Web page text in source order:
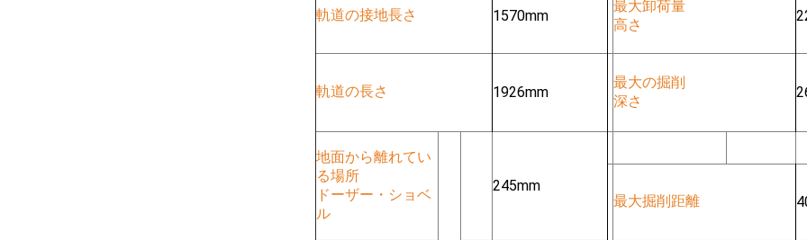
軌道の接地長さ 1570mm
最大卸荷量
高さ
軌道の長さ 1926mm
最大の掘削
深さ
地面から離れてい
る場所
ドーザー・ショベ
ル
245mm
最大掘削距離